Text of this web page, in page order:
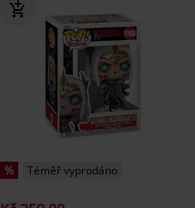
% Téměř vyprodáno